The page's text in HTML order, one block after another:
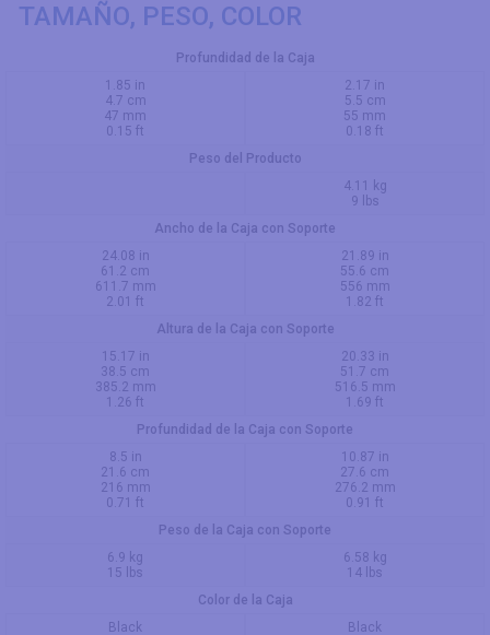
TAMAÑO, PESO, COLOR
Profundidad de la Caja
1.85 in
4.7 cm
47 mm
0.15 ft
2.17 in
5.5 cm
55 mm
0.18 ft
Peso del Producto
4.11 kg
9 lbs
Ancho de la Caja con Soporte
24.08 in
61.2 cm
611.7 mm
2.01 ft
21.89 in
55.6 cm
556 mm
1.82 ft
Altura de la Caja con Soporte
15.17 in
38.5 cm
385.2 mm
1.26 ft
20.33 in
51.7 cm
516.5 mm
1.69 ft
Profundidad de la Caja con Soporte
8.5 in
21.6 cm
216 mm
0.71 ft
10.87 in
27.6 cm
276.2 mm
0.91 ft
Peso de la Caja con Soporte
6.9 kg
15 lbs
6.58 kg
14 lbs
Color de la Caja
Black
Black